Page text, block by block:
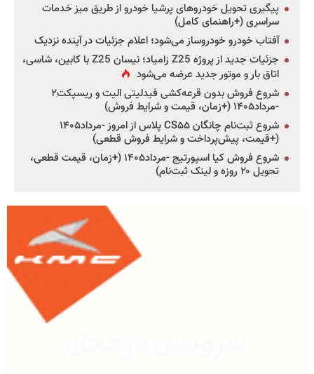
پیگیری تحویل خودروهای پرشیا خودرو از طریق میز خدمات
سراسری (+راهنمای کامل)
آفتاب خودرو خودروساز می‌شود؛ اعلام جزئیات در آینده نزدیک
جزئیات جدید از پروژه Z25 زامیاد؛ نیسان Z25 با کابین، شاسی،
اتاق بار و موتور جدید عرضه می‌شود
شروع فروش بدون قرعه‌کشی فیدلیتی الیت و ریسپکت۲
-مرداد۱۴۰۵ (+زمان، قیمت و شرایط فروش)
شروع ثبت‌نام چانگان CS۵۵ پلاس از امروز -مرداد۱۴۰۵
(+قیمت، پیش‌پرداخت و شرایط فروش قطعی)
شروع فروش کیا اسپورتیج -مرداد۱۴۰۵ (+زمان، قیمت قطعی،
تحویل ۲۰ روزه و لینک ثبت‌نام)